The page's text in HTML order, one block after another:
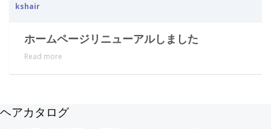
kshair
ホームページリニューアルしました
Read more
ヘアカタログ